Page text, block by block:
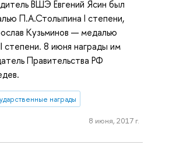
ВШЭ Евгений Ясин был
П.А.Столыпина I степени,
Кузьминов — медалью
степени. 8 июня награды им
Правительства РФ
награды
8 июня, 2017 г.